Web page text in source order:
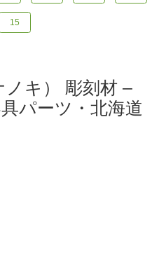
15
ノキ） 彫刻材 –
パーツ・北海道